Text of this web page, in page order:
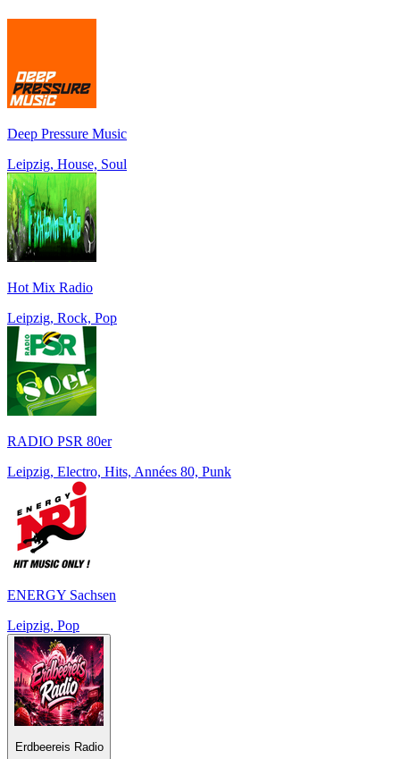
Deep Pressure Music
Leipzig, House, Soul
Hot Mix Radio
Leipzig, Rock, Pop
RADIO PSR 80er
Leipzig, Electro, Hits, Années 80, Punk
ENERGY Sachsen
Leipzig, Pop
Erdbeereis Radio